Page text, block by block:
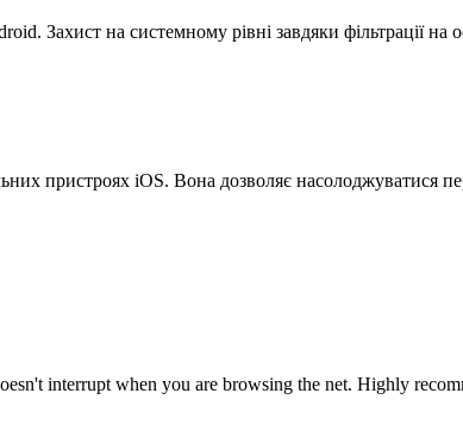
Захист на системному рівні завдяки фільтрації на
пристроях iOS. Вона дозволяє насолоджуватися
interrupt when you are browsing the net. Highly